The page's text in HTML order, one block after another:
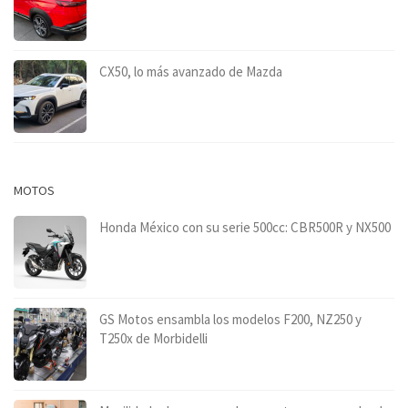
CX50, lo más avanzado de Mazda
MOTOS
Honda México con su serie 500cc: CBR500R y NX500
GS Motos ensambla los modelos F200, NZ250 y
T250x de Morbidelli